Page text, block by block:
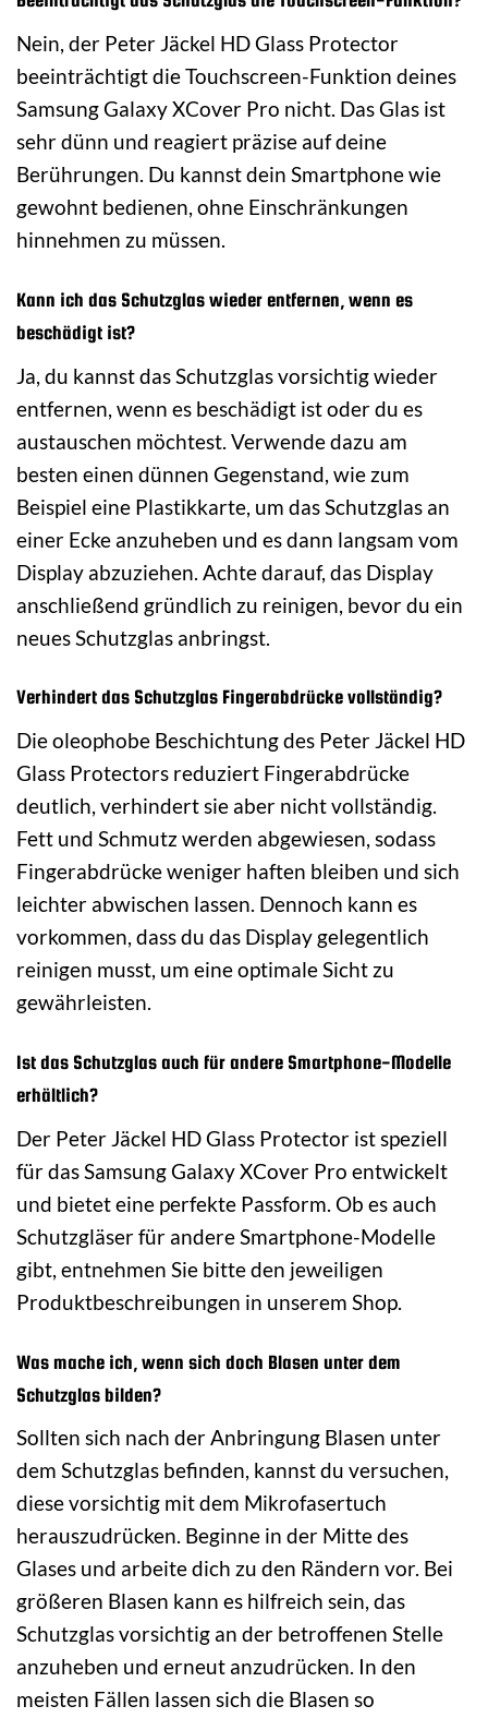
Nein, der Peter Jäckel HD Glass Protector
beeinträchtigt die Touchscreen-Funktion deines
Samsung Galaxy XCover Pro nicht. Das Glas ist
sehr dünn und reagiert präzise auf deine
Berührungen. Du kannst dein Smartphone wie
gewohnt bedienen, ohne Einschränkungen
hinnehmen zu müssen.
Kann ich das Schutzglas wieder entfernen, wenn es
beschädigt ist?
Ja, du kannst das Schutzglas vorsichtig wieder
entfernen, wenn es beschädigt ist oder du es
austauschen möchtest. Verwende dazu am
besten einen dünnen Gegenstand, wie zum
Beispiel eine Plastikkarte, um das Schutzglas an
einer Ecke anzuheben und es dann langsam vom
Display abzuziehen. Achte darauf, das Display
anschließend gründlich zu reinigen, bevor du ein
neues Schutzglas anbringst.
Verhindert das Schutzglas Fingerabdrücke vollständig?
Die oleophobe Beschichtung des Peter Jäckel HD
Glass Protectors reduziert Fingerabdrücke
deutlich, verhindert sie aber nicht vollständig.
Fett und Schmutz werden abgewiesen, sodass
Fingerabdrücke weniger haften bleiben und sich
leichter abwischen lassen. Dennoch kann es
vorkommen, dass du das Display gelegentlich
reinigen musst, um eine optimale Sicht zu
gewährleisten.
Ist das Schutzglas auch für andere Smartphone-Modelle
erhältlich?
Der Peter Jäckel HD Glass Protector ist speziell
für das Samsung Galaxy XCover Pro entwickelt
und bietet eine perfekte Passform. Ob es auch
Schutzgläser für andere Smartphone-Modelle
gibt, entnehmen Sie bitte den jeweiligen
Produktbeschreibungen in unserem Shop.
Was mache ich, wenn sich doch Blasen unter dem
Schutzglas bilden?
Sollten sich nach der Anbringung Blasen unter
dem Schutzglas befinden, kannst du versuchen,
diese vorsichtig mit dem Mikrofasertuch
herauszudrücken. Beginne in der Mitte des
Glases und arbeite dich zu den Rändern vor. Bei
größeren Blasen kann es hilfreich sein, das
Schutzglas vorsichtig an der betroffenen Stelle
anzuheben und erneut anzudrücken. In den
meisten Fällen lassen sich die Blasen so